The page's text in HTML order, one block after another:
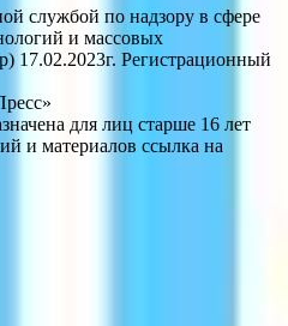
службой по надзору в сфере
и массовых
17.02.2023г. Регистрационный
для лиц старше 16 лет
и материалов ссылка на